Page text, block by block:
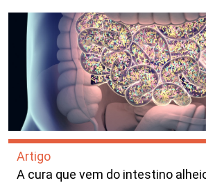
Artigo
A cura que vem do intestino